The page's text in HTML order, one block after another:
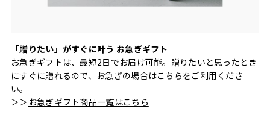
「贈りたい」がすぐに叶う お急ぎギフト
お急ぎギフトは、最短2日でお届け可能。贈りたいと思ったとき
にすぐに贈れるので、お急ぎの場合はこちらをご利用くださ
い。
＞＞ お急ぎギフト商品一覧はこちら